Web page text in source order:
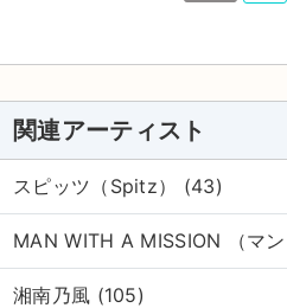
関連アーティスト
スピッツ（Spitz） (43)
MAN WITH A MISSION （マ
湘南乃風 (105)